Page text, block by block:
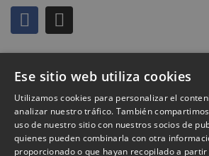
Suscribirse al boletín de noticias
Ese sitio web utiliza cookies
Utilizamos cookies para personalizar el
analizar nuestro tráfico. También
uso de nuestro sitio con nuestros socios de
quienes pueden combinarla con otra
proporcionado o que hayan recopilado a partir